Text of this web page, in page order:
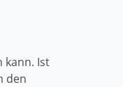
kann. Ist
den